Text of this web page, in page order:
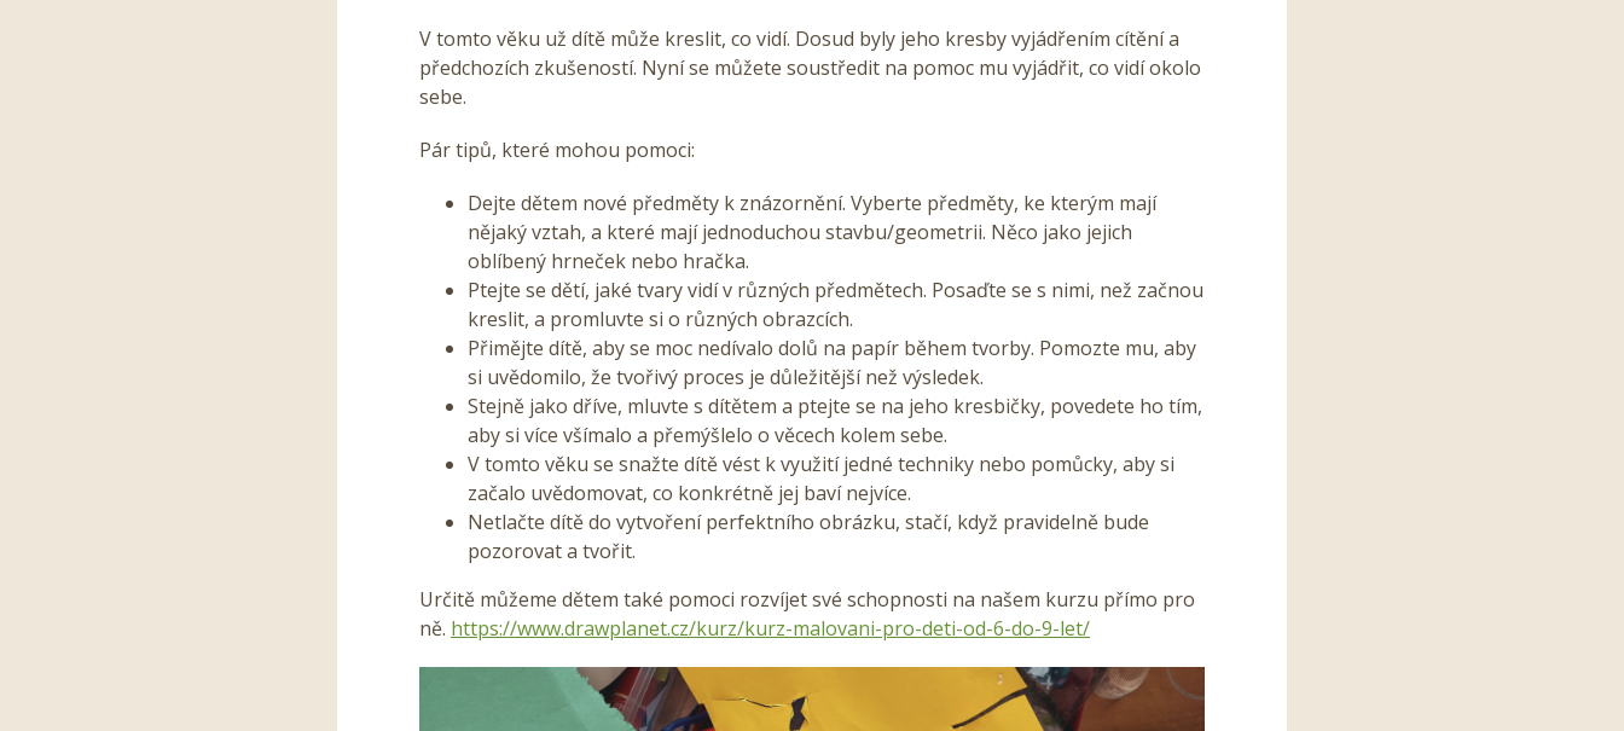
V tomto věku už dítě může kreslit, co vidí. Dosud byly jeho kresby vyjádřením cítění a
předchozích zkušeností. Nyní se můžete soustředit na pomoc mu vyjádřit, co vidí okolo
sebe.
Pár tipů, které mohou pomoci:
Dejte dětem nové předměty k znázornění. Vyberte předměty, ke kterým mají
nějaký vztah, a které mají jednoduchou stavbu/geometrii. Něco jako jejich
oblíbený hrneček nebo hračka.
Ptejte se dětí, jaké tvary vidí v různých předmětech. Posaďte se s nimi, než začnou
kreslit, a promluvte si o různých obrazcích.
Přimějte dítě, aby se moc nedívalo dolů na papír během tvorby. Pomozte mu, aby
si uvědomilo, že tvořivý proces je důležitější než výsledek.
Stejně jako dříve, mluvte s dítětem a ptejte se na jeho kresbičky, povedete ho tím,
aby si více všímalo a přemýšlelo o věcech kolem sebe.
V tomto věku se snažte dítě vést k využití jedné techniky nebo pomůcky, aby si
začalo uvědomovat, co konkrétně jej baví nejvíce.
Netlačte dítě do vytvoření perfektního obrázku, stačí, když pravidelně bude
pozorovat a tvořit.
Určitě můžeme dětem také pomoci rozvíjet své schopnosti na našem kurzu přímo pro
ně. https://www.drawplanet.cz/kurz/kurz-malovani-pro-deti-od-6-do-9-let/